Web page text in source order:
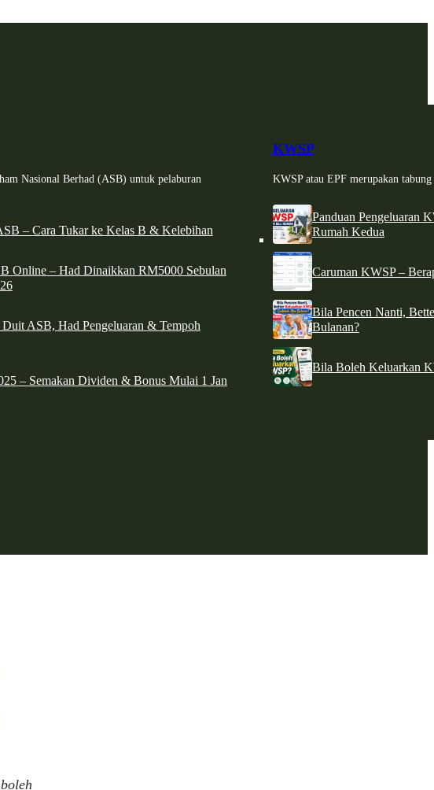
Nasional Berhad (ASB) untuk pelaburan
– Cara Tukar ke Kelas B & Kelebihan
Online – Had Dinaikkan RM5000 Sebulan
ASB, Had Pengeluaran & Tempoh
– Semakan Dividen & Bonus Mulai 1 Jan
KWSP
KWSP atau EPF merupakan
Panduan Pengeluaran
Rumah Kedua
Caruman KWSP –
Bila Pencen Nanti,
Bulanan?
Bila Boleh Keluarkan